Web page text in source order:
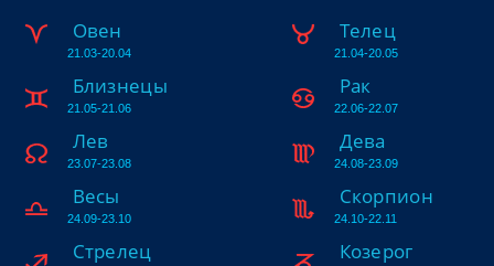
Овен
21.03-20.04
Телец
21.04-20.05
Близнецы
21.05-21.06
Рак
22.06-22.07
Лев
23.07-23.08
Дева
24.08-23.09
Весы
24.09-23.10
Скорпион
24.10-22.11
Стрелец Козерог